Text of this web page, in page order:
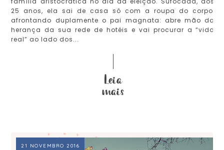
25 anos, ela sai de casa só com a roupa do corpo,
afrontando duplamente o pai magnata: abre mão da
herança da sua rede de hotéis e vai procurar a “vida
real” ao lado dos...
21 NOVEMBRO 2016